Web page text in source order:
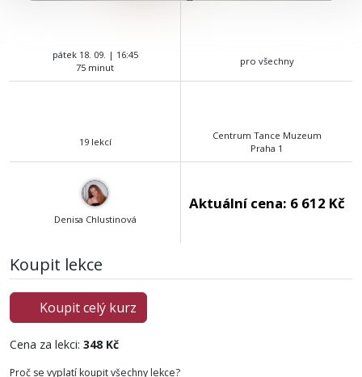
pátek 18. 09. | 16:45
75 minut
pro všechny
19 lekcí
Centrum Tance Muzeum
Praha 1
Denisa Chlustinová
Aktuální cena: 6 612 Kč
Koupit lekce
Koupit celý kurz
Cena za lekci: 348 Kč
Proč se vyplatí koupit všechny lekce?